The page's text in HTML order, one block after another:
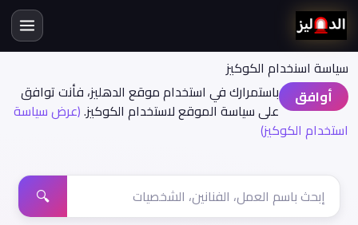
سياسة اسنخدام الكوكيز
أوافق
باستمرارك في استخدام موقع الدهليز، فأنت توافق
على سياسة الموقع لاستخدام الكوكيز.(عرض سياسة
استخدام الكوكيز)
🔍